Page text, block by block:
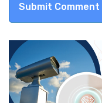
Submit Comment